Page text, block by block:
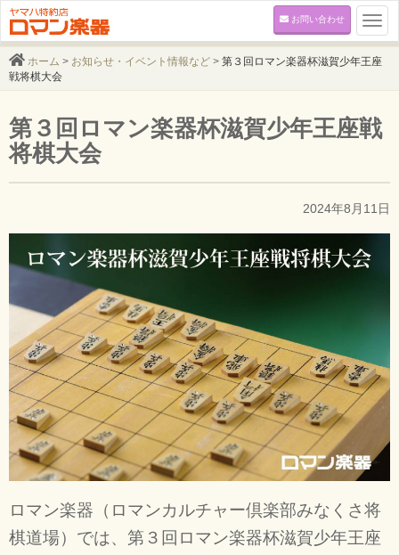
お問い合わせ
ホーム > お知らせ・イベント情報など > 第３回ロマン楽器杯滋賀少年王座
戦将棋大会
第３回ロマン楽器杯滋賀少年王座戦
将棋大会
2024年8月11日
ロマン楽器（ロマンカルチャー倶楽部みなくさ将
棋道場）では、第３回ロマン楽器杯滋賀少年王座